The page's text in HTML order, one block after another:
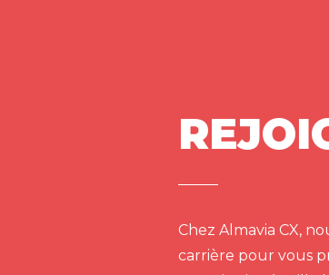
Chez Almavia CX,
carrière pour vous